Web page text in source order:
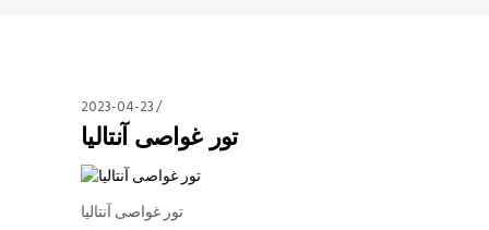
2023-04-23
تور غواصی آنتالیا
تور غواصی آنتالیا